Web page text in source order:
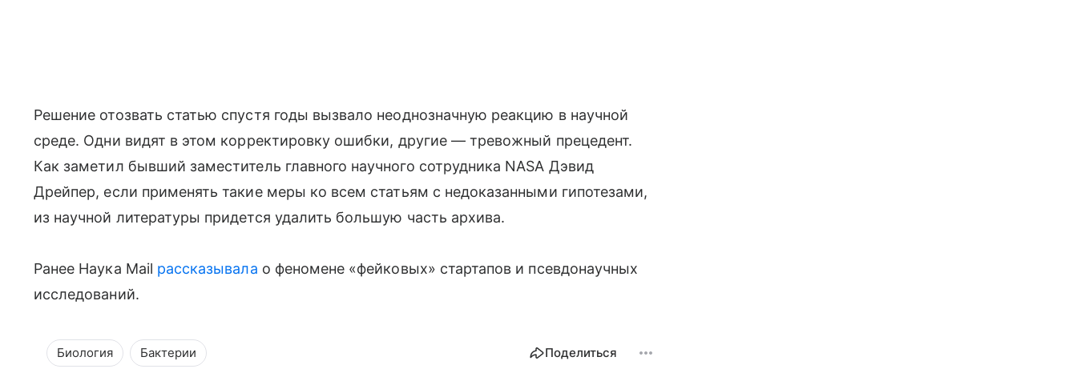
Решение отозвать статью спустя годы вызвало неоднозначную реакцию в научной
среде. Одни видят в этом корректировку ошибки, другие — тревожный прецедент.
Как заметил бывший заместитель главного научного сотрудника NASA Дэвид
Дрейпер, если применять такие меры ко всем статьям с недоказанными гипотезами,
из научной литературы придется удалить большую часть архива.
Ранее Наука Mail рассказывала о феномене «фейковых» стартапов и псевдонаучных
исследований.
Биология Бактерии Поделиться